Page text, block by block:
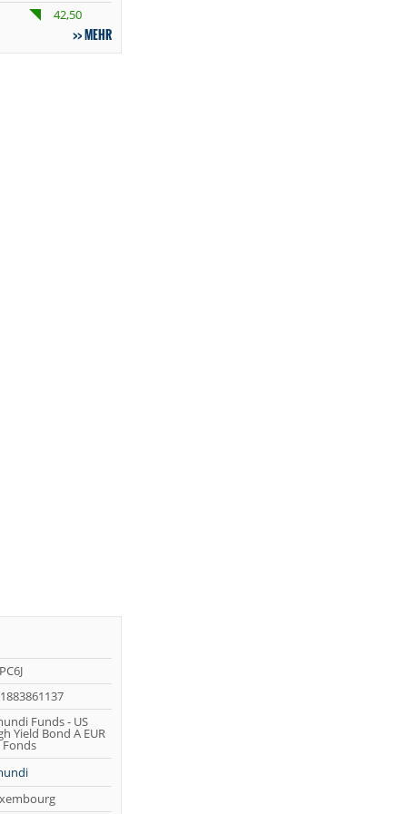
42,50
MEHR
Funds - US
Yield Bond A EUR
Fonds